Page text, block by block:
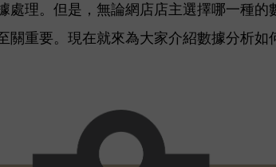
處理。 但是，無論網店店主選擇哪一種的
關重要。現在就來為大家介紹數據分析